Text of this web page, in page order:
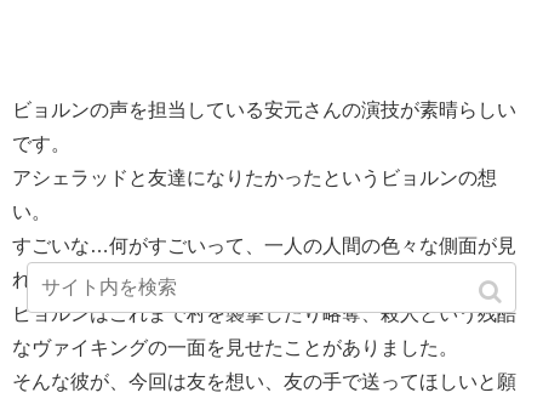
ビョルンの声を担当している安元さんの演技が素晴らしい
です。
アシェラッドと友達になりたかったというビョルンの想
い。
すごいな…何がすごいって、一人の人間の色々な側面が見
れる、この心理描写がすごいんですよ。
ビョルンはこれまで村を襲撃したり略奪、殺人という残酷
なヴァイキングの一面を見せたことがありました。
そんな彼が、今回は友を想い、友の手で送ってほしいと願